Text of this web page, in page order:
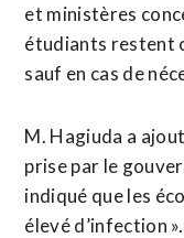
et ministères
étudiants restent
sauf en cas de
M. Hagiuda a
prise par le
indiqué que les
élevé d’infection ».